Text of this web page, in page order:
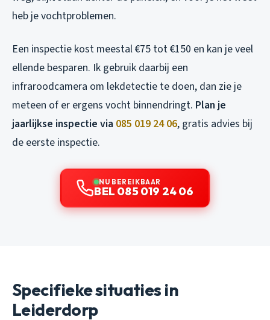
heb je vochtproblemen.
Een inspectie kost meestal €75 tot €150 en kan je veel
ellende besparen. Ik gebruik daarbij een
infraroodcamera om lekdetectie te doen, dan zie je
meteen of er ergens vocht binnendringt. Plan je
jaarlijkse inspectie via 085 019 24 06, gratis advies bij
de eerste inspectie.
NU BEREIKBAAR
BEL 085 019 24 06
Specifieke situaties in
Leiderdorp